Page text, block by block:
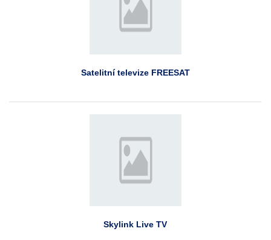
Satelitní televize FREESAT
Skylink Live TV